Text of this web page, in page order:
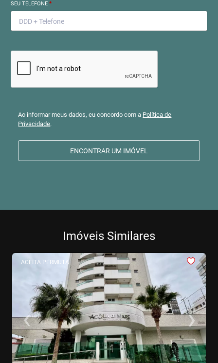
SEU TELEFONE*
Ao informar meus dados, eu concordo com a Política de
Privacidade.
ENCONTRAR UM IMÓVEL
Imóveis Similares
ACEITA PERMUTA
<<<
‹Previous ›Next